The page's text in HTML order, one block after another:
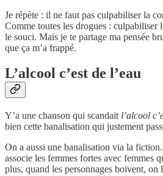
Je répète : il ne faut pas culpabiliser la
Comme toutes les drogues : culpabiliser
le souci. Mais je te partage ma pensée
que ça m’a frappé.
L’alcool c’est de l’eau
Y’a une chanson qui scandait l’alcool
bien cette banalisation qui justement
On a aussi une banalisation via la
associe les femmes fortes avec femmes
plus, quand les personnages boivent, on